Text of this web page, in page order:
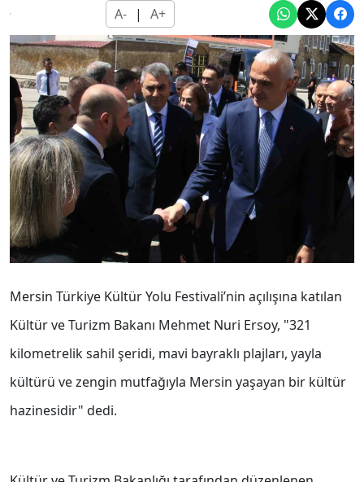
A- | A+
Mersin Türkiye Kültür Yolu Festivali’nin açılışına katılan
Kültür ve Turizm Bakanı Mehmet Nuri Ersoy, "321
kilometrelik sahil şeridi, mavi bayraklı plajları, yayla
kültürü ve zengin mutfağıyla Mersin yaşayan bir kültür
hazinesidir" dedi.